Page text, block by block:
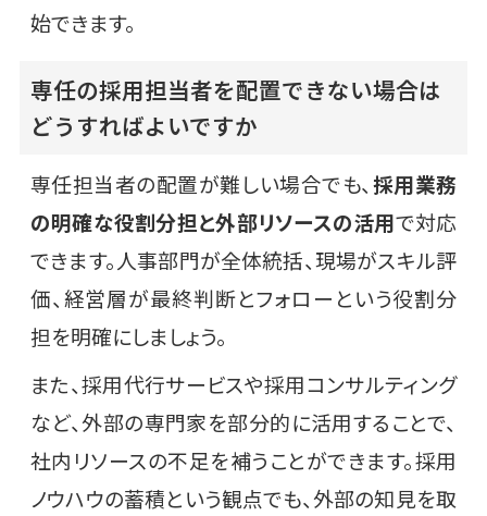
始できます。
専任の採用担当者を配置できない場合は
どうすればよいですか
専任担当者の配置が難しい場合でも、採用業務
の明確な役割分担と外部リソースの活用で対応
できます。人事部門が全体統括、現場がスキル評
価、経営層が最終判断とフォローという役割分
担を明確にしましょう。
また、採用代行サービスや採用コンサルティング
など、外部の専門家を部分的に活用することで、
社内リソースの不足を補うことができます。採用
ノウハウの蓄積という観点でも、外部の知見を取